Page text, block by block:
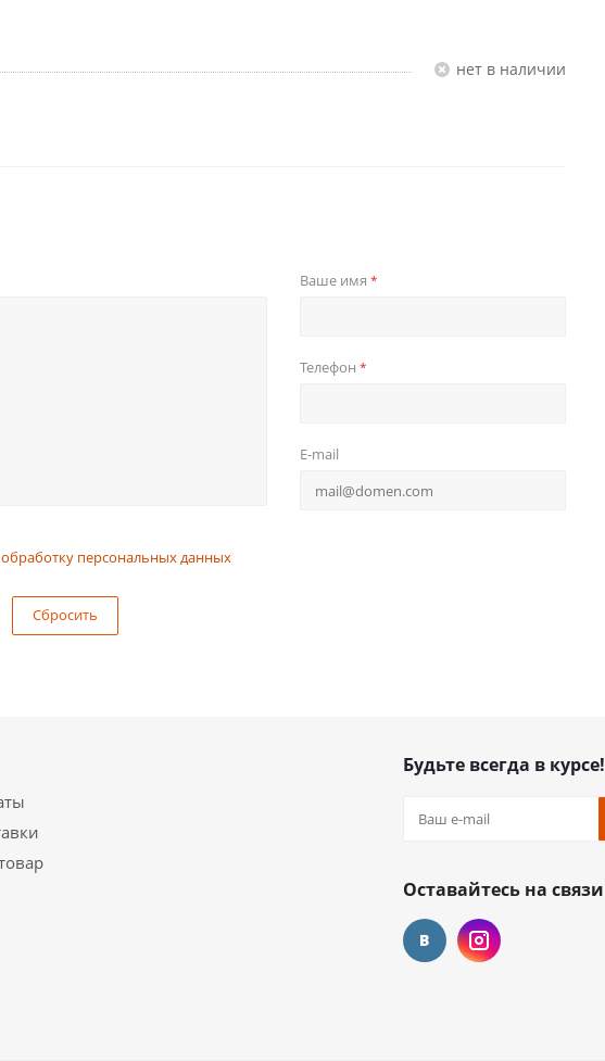
Нет в наличии
Ваше имя *
Телефон *
E-mail
обработку персональных данных
Сбросить
Будьте всегда в курсе!
Оставайтесь на связи